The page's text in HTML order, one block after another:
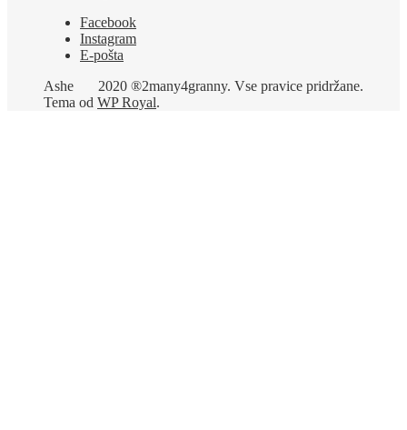
Facebook
Instagram
E-pošta
2020 ®2many4granny. Vse pravice pridržane.
Ashe
Tema od WP Royal.